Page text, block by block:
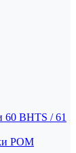
BHTS / 61
POM